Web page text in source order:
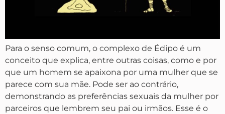
Para o senso comum, o complexo de Édipo é um
conceito que explica, entre outras coisas, como e por
que um homem se apaixona por uma mulher que se
parece com sua mãe. Pode ser ao contrário,
demonstrando as preferências sexuais da mulher por
parceiros que lembrem seu pai ou irmãos. Esse é o